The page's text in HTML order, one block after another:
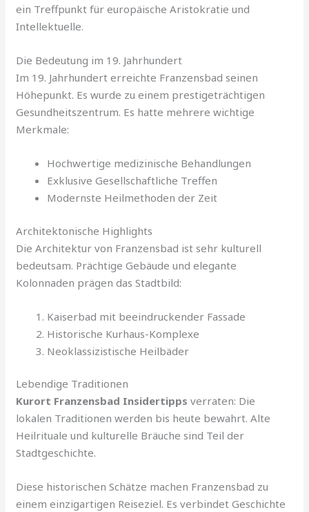
ein Treffpunkt für europäische Aristokratie und
Intellektuelle.
Die Bedeutung im 19. Jahrhundert
Im 19. Jahrhundert erreichte Franzensbad seinen
Höhepunkt. Es wurde zu einem prestigeträchtigen
Gesundheitszentrum. Es hatte mehrere wichtige
Merkmale:
Hochwertige medizinische Behandlungen
Exklusive Gesellschaftliche Treffen
Modernste Heilmethoden der Zeit
Architektonische Highlights
Die Architektur von Franzensbad ist sehr kulturell
bedeutsam. Prächtige Gebäude und elegante
Kolonnaden prägen das Stadtbild:
Kaiserbad mit beeindruckender Fassade
Historische Kurhaus-Komplexe
Neoklassizistische Heilbäder
Lebendige Traditionen
Kurort Franzensbad Insidertipps verraten: Die
lokalen Traditionen werden bis heute bewahrt. Alte
Heilrituale und kulturelle Bräuche sind Teil der
Stadtgeschichte.
Diese historischen Schätze machen Franzensbad zu
einem einzigartigen Reiseziel. Es verbindet Geschichte